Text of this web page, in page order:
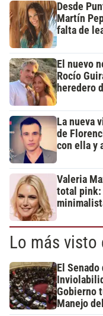
Desde
Martín
falta de
El nuevo
Rocío
heredero
La nueva
de
con ella y
Valeria
total pink:
Lo más visto
El
Gobierno
Manejo